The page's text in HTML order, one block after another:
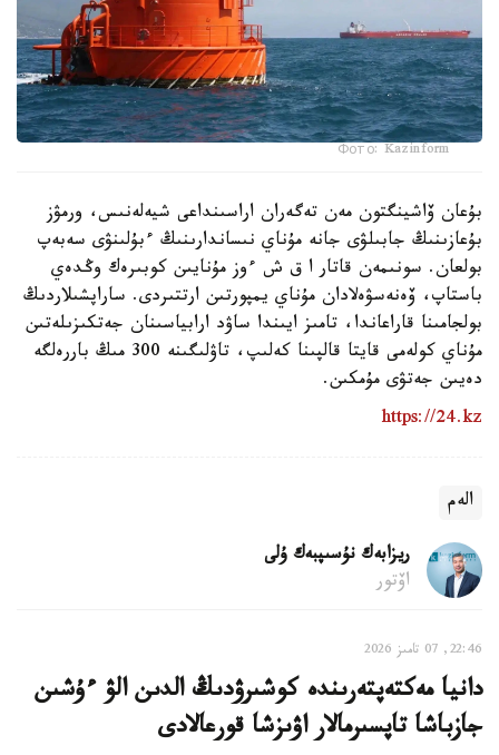
Фото: Kazinform
بۇعان ۆاشينگتون مەن تەگەران اراسىنداعى شيەلەنىس، ورمۋز
بۇعازىنىڭ جابىلۋى جانە مۇناي نىساندارىنىڭ ءبۇلىنۋى سەبەپ
بولعان. سونىمەن قاتار ا ق ش ءوز مۇنايىن كوبىرەك وڭدەي
باستاپ، ۆەنەسۋەلادان مۇناي يمپورتىن ارتتىردى. ساراپشىلاردىڭ
بولجامىنا قاراعاندا، تامىز ايىندا ساۋد ارابياسىنان جەتكىزىلەتىن
مۇناي كولەمى قايتا قالپىنا كەلىپ، تاۋلىگىنە 300 مىڭ باررەلگە
دەيىن جەتۋى مۇمكىن.
https://24.kz
الەم
ريزابەك نۇسىپبەك ۇلى
اۆتور
22:46, 07 تامىز 2026
دانيا مەكتەپتەرىندە كوشىرۋدىڭ الدىن الۋ ءۇشىن
جازباشا تاپسىرمالار اۋىزشا قورعالادى